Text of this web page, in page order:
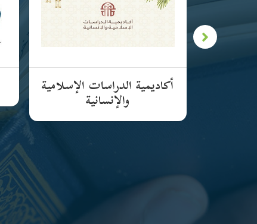
أكاديمية الدراسات الإسلامية
والإنسانية